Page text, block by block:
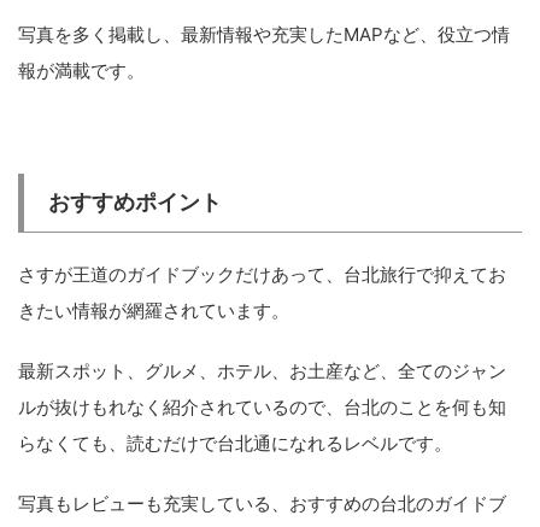
写真を多く掲載し、最新情報や充実したMAPなど、役立つ情
報が満載です。
おすすめポイント
さすが王道のガイドブックだけあって、台北旅行で抑えてお
きたい情報が網羅されています。
最新スポット、グルメ、ホテル、お土産など、全てのジャン
ルが抜けもれなく紹介されているので、台北のことを何も知
らなくても、読むだけで台北通になれるレベルです。
写真もレビューも充実している、おすすめの台北のガイドブ